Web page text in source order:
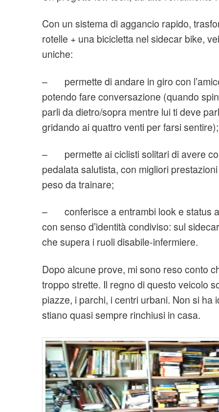
Con un sistema di aggancio rapido,
rotelle + una bicicletta nel sidecar bike,
uniche:
– permette di andare in giro con
potendo fare conversazione (quando
parli da dietro/sopra mentre lui ti deve
gridando ai quattro venti per farsi sentire);
– permette ai ciclisti solitari di avere
pedalata salutista, con migliori
peso da trainare;
– conferisce a entrambi look e status
con senso d’identità condiviso: sul
che supera i ruoli disabile-infermiere.
Dopo alcune prove, mi sono reso conto
troppo strette. Il regno di questo veicolo
piazze, i parchi, i centri urbani. Non si ha
stiano quasi sempre rinchiusi in casa.